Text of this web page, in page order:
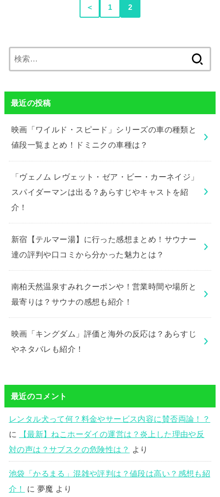
＜ 1 2
索:
最近の投稿
映画「ワイルド・スピード」シリーズの車の種類と
値段一覧まとめ！ドミニクの車種は？
「ヴェノム レヴェット・ゼア・ビー・カーネイジ」
スパイダーマンは出る？あらすじやキャストを紹
介！
新宿【テルマー湯】に行った感想まとめ！サウナー
達の評判や口コミから分かった魅力とは？
南柏天然温泉すみれクーポンや！営業時間や場所と
最寄りは？サウナの感想も紹介！
映画「キングダム」評価と海外の反応は？あらすじ
やネタバレも紹介！
最近のコメント
レンタル犬って何？料金やサービス内容に賛否両論！？
に
【最新】ねこホーダイの運営は？炎上した理由や反
対の声は？サブスクの危険性は？
より
池袋「かるまる」混雑や評判は？値段は高い？感想も紹
介！
に 夢魔 より